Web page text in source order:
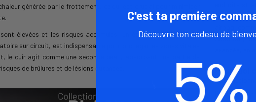
générée par le frottement, ce qui est crucial pour minimiser
élevées et les risques accumulés, un équipement en cuir de
sur circuit, est indispensable pour protéger les zones vitales
le cuir agit comme une seconde peau, absorbant une partie de
de brûlures et de lésions cutanées.
endroits
renforcée
airbag
Absorber,
avancés, en
Pourquoi
En
premier
C'est ta première
Découvre ton cadeau de